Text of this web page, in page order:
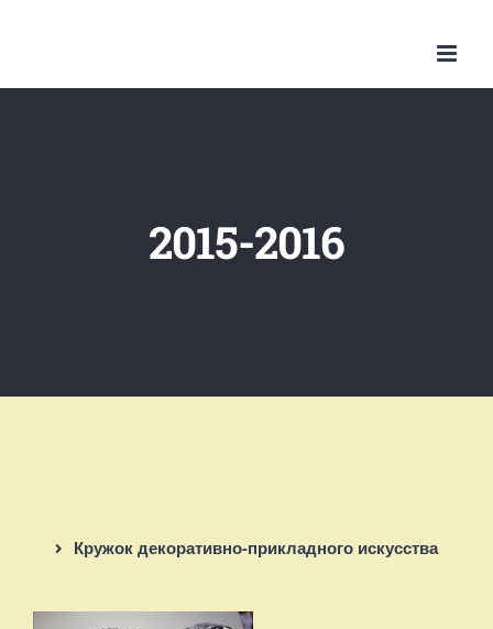
content
2015-2016
Кружок декоративно-прикладного искусства